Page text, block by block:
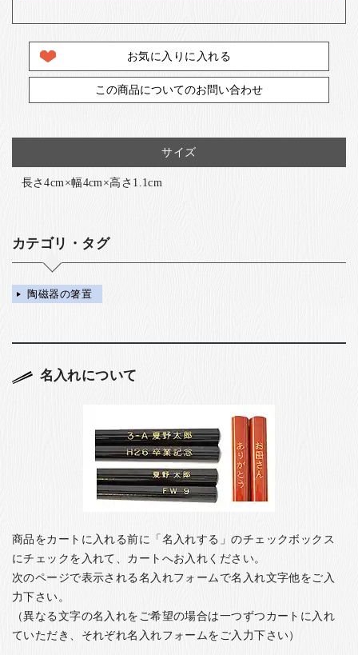
お気に入りに入れる
この商品についてのお問い合わせ
サイズ
長さ4cm×幅4cm×高さ1.1cm
カテゴリ・タグ
陶磁器の箸置
名入れについて
商品をカートに入れる前に「名入れする」のチェックボックス
にチェックを入れて、カートへお入れください。
次のページで表示される名入れフォームで名入れ文字他をご入
力下さい。
（異なる文字の名入れをご希望の場合は一つずつカートに入れ
ていただき、それぞれ名入れフォームをご入力下さい）